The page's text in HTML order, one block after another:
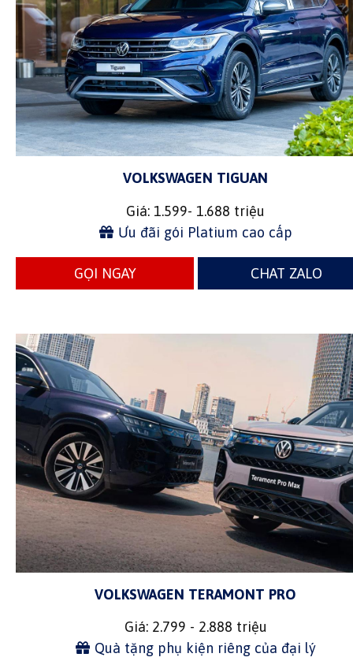
VOLKSWAGEN TIGUAN
Giá: 1.599- 1.688 triệu
Ưu đãi gói Platium cao cấp
GỌI NGAY CHAT ZALO
VOLKSWAGEN TERAMONT PRO
Giá: 2.799 - 2.888 triệu
Quà tặng phụ kiện riêng của đại lý